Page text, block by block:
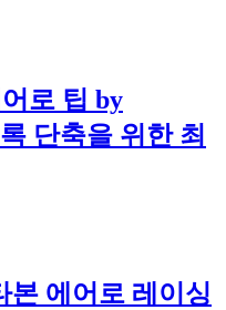
로 팁 by
단축을 위한 최
본 에어로 레이싱